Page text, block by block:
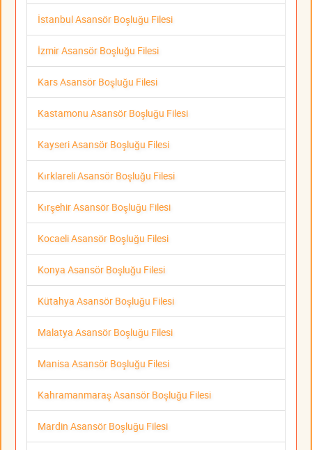
İstanbul Asansör Boşluğu Filesi
İzmir Asansör Boşluğu Filesi
Kars Asansör Boşluğu Filesi
Kastamonu Asansör Boşluğu Filesi
Kayseri Asansör Boşluğu Filesi
Kırklareli Asansör Boşluğu Filesi
Kırşehir Asansör Boşluğu Filesi
Kocaeli Asansör Boşluğu Filesi
Konya Asansör Boşluğu Filesi
Kütahya Asansör Boşluğu Filesi
Malatya Asansör Boşluğu Filesi
Manisa Asansör Boşluğu Filesi
Kahramanmaraş Asansör Boşluğu Filesi
Mardin Asansör Boşluğu Filesi